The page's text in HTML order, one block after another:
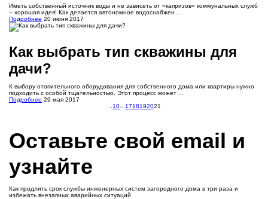
Иметь собственный источник воды и не зависеть от «капризов» коммунальных служб
– хорошая идея! Как делается автономное водоснабжен ...
Подробнее 20 июня 2017
Как выбрать тип скважины для
дачи?
К выбору отопительного оборудования для собственного дома или квартиры нужно
подходить с особой тщательностью. Этот процесс может ...
Подробнее 29 мая 2017
10 1718192021
Оставьте свой email и
узнайте
Как продлить срок службы инженерных систем загородного дома в три раза и
избежать внезапных аварийных ситуаций